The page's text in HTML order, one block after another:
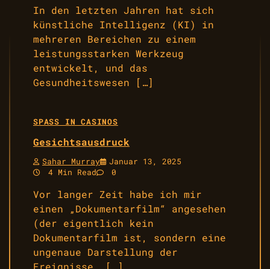
In den letzten Jahren hat sich
künstliche Intelligenz (KI) in
mehreren Bereichen zu einem
leistungsstarken Werkzeug
entwickelt, und das
Gesundheitswesen […]
SPASS IN CASINOS
Gesichtsausdruck
Sahar Murray
Januar 13, 2025
4 Min Read
0
Vor langer Zeit habe ich mir
einen „Dokumentarfilm“ angesehen
(der eigentlich kein
Dokumentarfilm ist, sondern eine
ungenaue Darstellung der
Ereignisse, […]